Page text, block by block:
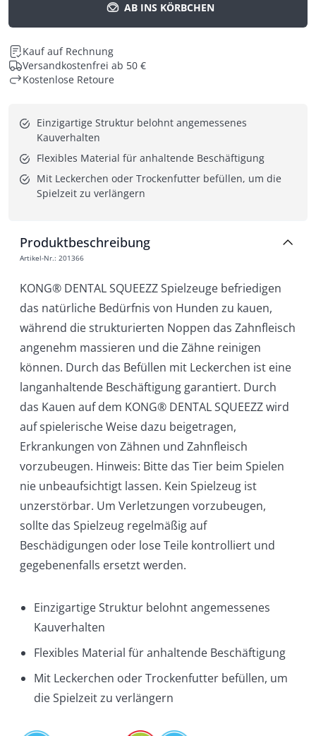
AB INS KÖRBCHEN
Kauf auf Rechnung
Versandkostenfrei ab 50 €
Kostenlose Retoure
Einzigartige Struktur belohnt angemessenes
Kauverhalten
Flexibles Material für anhaltende Beschäftigung
Mit Leckerchen oder Trockenfutter befüllen, um die
Spielzeit zu verlängern
Produktbeschreibung
Artikel-Nr.: 201366
KONG® DENTAL SQUEEZZ Spielzeuge befriedigen
das natürliche Bedürfnis von Hunden zu kauen,
während die strukturierten Noppen das Zahnfleisch
angenehm massieren und die Zähne reinigen
können. Durch das Befüllen mit Leckerchen ist eine
langanhaltende Beschäftigung garantiert. Durch
das Kauen auf dem KONG® DENTAL SQUEEZZ wird
auf spielerische Weise dazu beigetragen,
Erkrankungen von Zähnen und Zahnfleisch
vorzubeugen. Hinweis: Bitte das Tier beim Spielen
nie unbeaufsichtigt lassen. Kein Spielzeug ist
unzerstörbar. Um Verletzungen vorzubeugen,
sollte das Spielzeug regelmäßig auf
Beschädigungen oder lose Teile kontrolliert und
gegebenenfalls ersetzt werden.
Einzigartige Struktur belohnt angemessenes
Kauverhalten
Flexibles Material für anhaltende Beschäftigung
Mit Leckerchen oder Trockenfutter befüllen, um
die Spielzeit zu verlängern